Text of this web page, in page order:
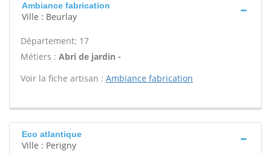
Ambiance fabrication
Ville : Beurlay
Département: 17
Métiers : Abri de jardin -
Voir la fiche artisan : Ambiance fabrication
Eco atlantique
Ville : Perigny